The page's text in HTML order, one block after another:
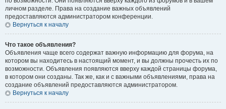
личном разделе. Права на создание важных объявлений
предоставляются администратором конференции.
Вернуться к началу
Что такое объявления?
Объявления чаще всего содержат важную информацию для форума, на
котором вы находитесь в настоящий момент, и вы должны прочесть их по
возможности. Объявления появляются вверху каждой страницы форума,
в котором они созданы. Так же, как и с важными объявлениями, права на
создание объявлений предоставляются администратором.
Вернуться к началу